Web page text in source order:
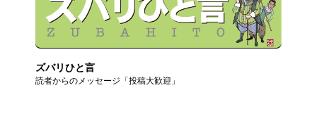
ズバリひと言
読者からのメッセージ「投稿大歓迎」